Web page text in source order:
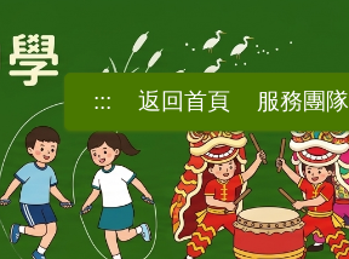
::: 返回首頁 服務團隊